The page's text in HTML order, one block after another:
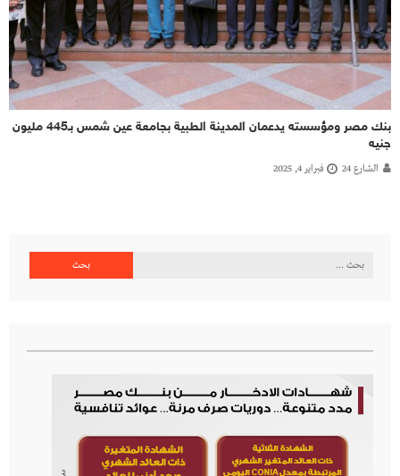
بنك مصر ومؤسسته يدعمان المدينة الطبية بجامعة عين شمس بـ445 مليون
جنيه
الشارع 24 فبراير 4, 2025
البحث